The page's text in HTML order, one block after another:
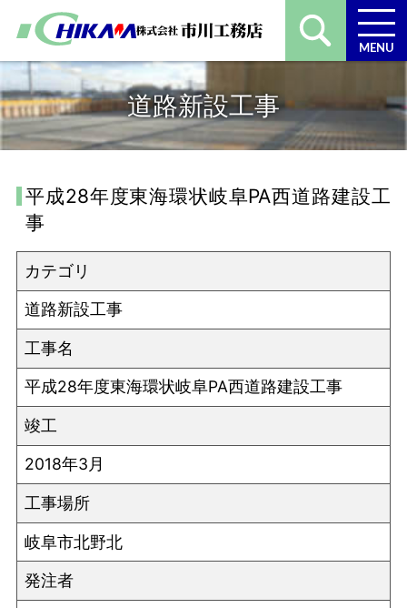
MENU
道路新設工事
平成28年度東海環状岐阜PA西道路建設工
事
カテゴリ
道路新設工事
工事名
平成28年度東海環状岐阜PA西道路建設工事
竣工
2018年3月
工事場所
岐阜市北野北
発注者